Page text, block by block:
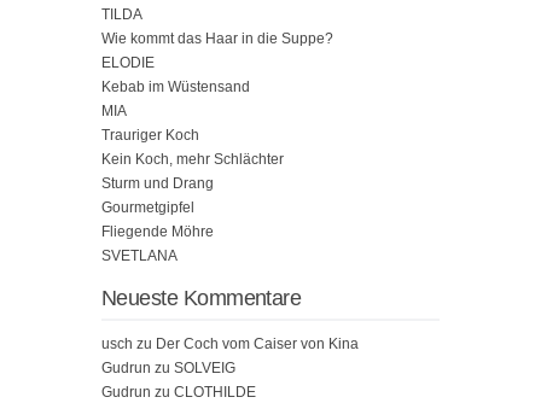
TILDA
Wie kommt das Haar in die Suppe?
ELODIE
Kebab im Wüstensand
MIA
Trauriger Koch
Kein Koch, mehr Schlächter
Sturm und Drang
Gourmetgipfel
Fliegende Möhre
SVETLANA
Neueste Kommentare
usch zu Der Coch vom Caiser von Kina
Gudrun zu SOLVEIG
Gudrun zu CLOTHILDE